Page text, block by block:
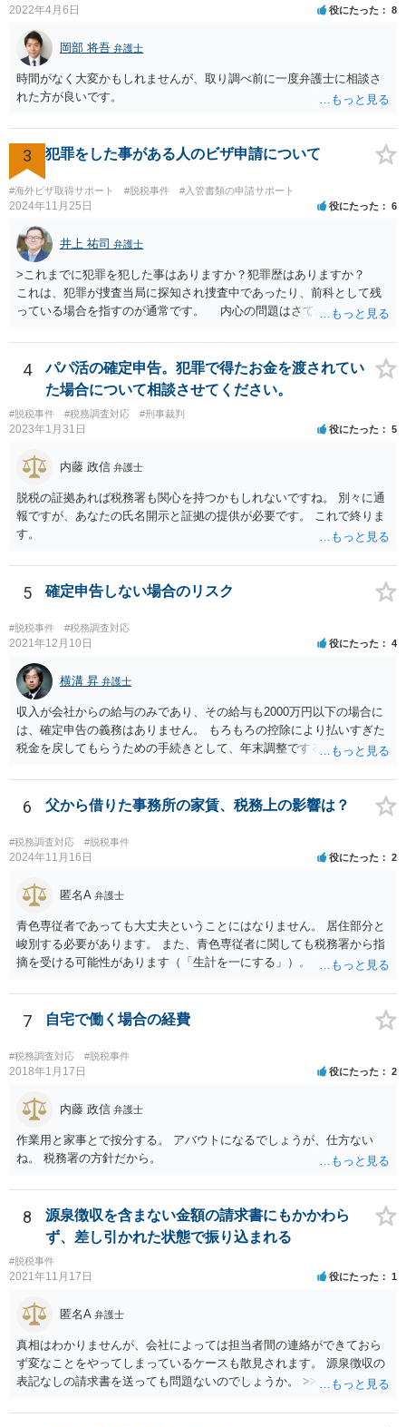
2022年4月6日 役にたった 8
岡部 将吾 弁護士
時間がなく大変かもしれませんが、取り調べ前に一度弁護士に相談さ
れた方が良いです。
3 犯罪をした事がある人のビザ申請について
#海外ビザ取得サポート #脱税事件 #入管書類の申請サポート
2024年11月25日 役にたった 6
井上 祐司 弁護士
>これまでに犯罪を犯した事はありますか？犯罪歴はありますか？
これは、犯罪が捜査当局に探知され捜査中であったり、前科として残
っている場合を指すのが通常です。 内心の問題はさておき、ご質問
4
パパ活の確定申告。犯罪で得たお金を渡されてい
た場合について相談させてください。
#脱税事件 #税務調査対応 #刑事裁判
2023年1月31日 役にたった 5
内藤 政信 弁護士
脱税の証拠あれば税務署も関心を持つかもしれないですね。 別々に通
報ですが、あなたの氏名開示と証拠の提供が必要です。 これで終りま
す。
5 確定申告しない場合のリスク
#脱税事件 #税務調査対応
2021年12月10日 役にたった 4
横溝 昇 弁護士
収入が会社からの給与のみであり、その給与も2000万円以下の場合に
は、確定申告の義務はありません。 もろもろの控除により払いすぎた
税金を戻してもらうための手続きとして、年末調整でするのか、確定
する義務がある場合で確定申告をしなかった場合には、税務署の調査
等があり、本来払うべき税金にプラスして加算税の処分を科される場
合もあります。 高額なものでもない限り単なる無申告だけでは直ちに
逮捕されないとは思います。
6 父から借りた事務所の家賃、税務上の影響は？
#税務調査対応 #脱税事件
2024年11月16日 役にたった 2
匿名A 弁護士
青色専従者であっても大丈夫ということにはなりません。 居住部分と
峻別する必要があります。 また、青色専従者に関しても税務署から指
摘を受ける可能性があります（「生計を一にする」）。
7 自宅で働く場合の経費
#税務調査対応 #脱税事件
2018年1月17日 役にたった 2
内藤 政信 弁護士
作業用と家事とで按分する。 アバウトになるでしょうが、仕方ない
ね。 税務署の方針だから。
8
源泉徴収を含まない金額の請求書にもかかわら
ず、差し引かれた状態で振り込まれる
#脱税事件
2021年11月17日 役にたった 1
匿名A 弁護士
真相はわかりませんが、会社によっては担当者間の連絡ができておら
ず変なことをやってしまっているケースも散見されます。 源泉徴収の
表記なしの請求書を送っても問題ないのでしょうか。 >>違法というこ
書の金額や記載と振込額がズレているのでややこしい瞬間は生じるよ